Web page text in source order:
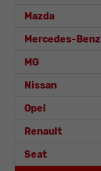
Mazda
Mercedes-Benz
MG
Nissan
Opel
Renault
Seat